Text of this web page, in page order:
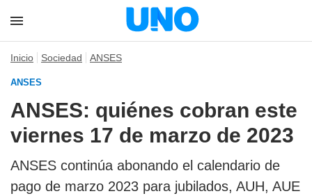
Inicio Sociedad ANSES
ANSES
ANSES: quiénes cobran este
viernes 17 de marzo de 2023
ANSES continúa abonando el calendario de
pago de marzo 2023 para jubilados, AUH, AUE